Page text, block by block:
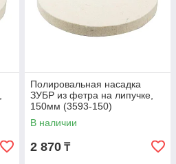
Полировальная насадка
ЗУБР из фетра на липучке,
150мм (3593-150)
В наличии
2 870 ₸